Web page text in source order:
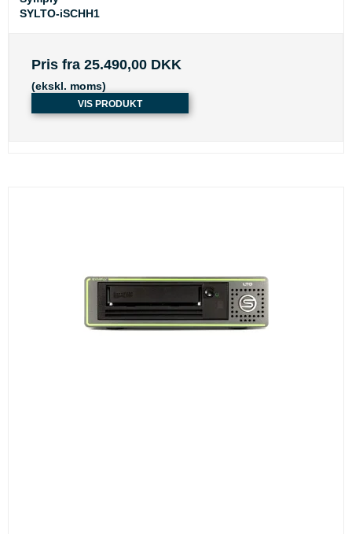
SYLTO-iSCHH1
Pris fra 25.490,00 DKK
(ekskl. moms)
VIS PRODUKT